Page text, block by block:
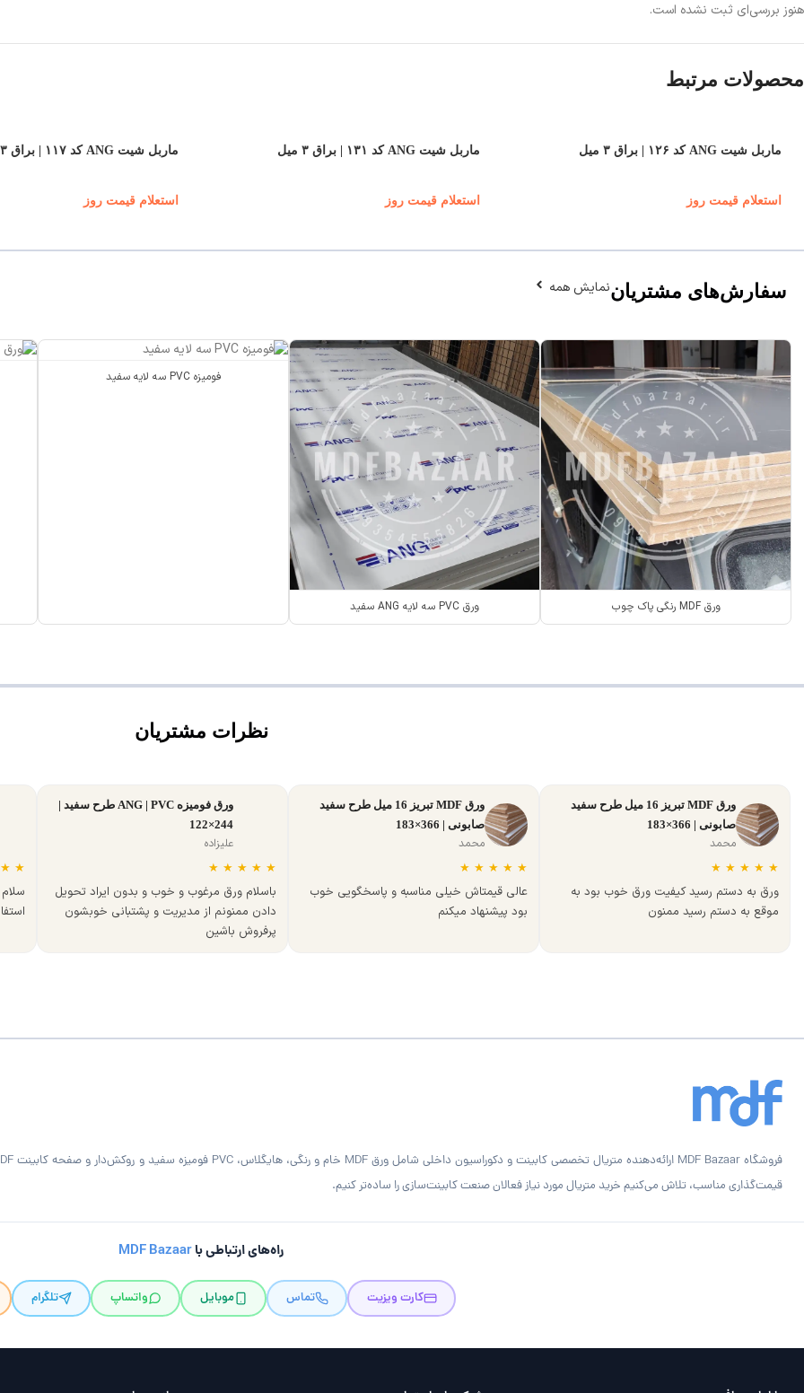
هنوز بررسی‌ای ثبت نشده است.
محصولات مرتبط
ماربل شیت ANG کد ۱۲۶ | براق ۳ میل
استعلام قیمت روز
ماربل شیت ANG کد ۱۳۱ | براق ۳ میل
استعلام قیمت روز
ماربل شیت ANG کد ۱۱۷ | براق ۳ میل
استعلام قیمت روز
سفارش‌های مشتریاننمایش همه
ورق MDF رنگی پاک چوب ورق PVC سه لایه ANG سفید
فومیزه PVC سه لایه سفید
نظرات مشتریان
ورق MDF تبریز 16 میل طرح سفید
صابونی | 366×183
محمد
★
★
★
★
★
ورق به دستم رسید کیفیت ورق خوب بود به
موقع به دستم رسید ممنون
ورق MDF تبریز 16 میل طرح سفید
صابونی | 366×183
محمد
★
★
★
★
★
عالی قیمتاش خیلی مناسبه و پاسخگویی خوب
بود پیشنهاد میکنم
ورق فومیزه ANG | PVC طرح سفید |
244×122
علیزاده
★
★
★
★
★
باسلام ورق مرغوب و خوب و بدون ایراد تحویل
دادن ممنونم از مدیریت و پشتبانی خوبشون
پرفروش باشین
★
★
قیمت‌گذاری مناسب، تلاش می‌کنیم خرید متریال مورد نیاز فعالان صنعت کابینت‌سازی را ساده‌تر کنیم.
راه‌های ارتباطی باMDF Bazaar
کارت ویزیت تماس موبایل واتساپ تلگرام